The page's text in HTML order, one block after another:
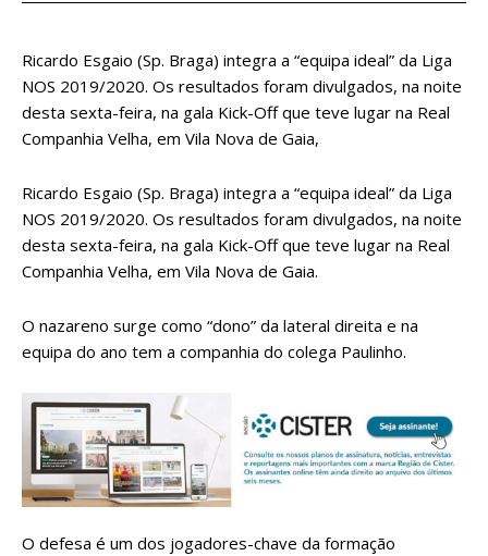
Ricardo Esgaio (Sp. Braga) integra a “equipa ideal” da Liga
NOS 2019/2020. Os resultados foram divulgados, na noite
desta sexta-feira, na gala Kick-Off que teve lugar na Real
Companhia Velha, em Vila Nova de Gaia,
Ricardo Esgaio (Sp. Braga) integra a “equipa ideal” da Liga
NOS 2019/2020. Os resultados foram divulgados, na noite
desta sexta-feira, na gala Kick-Off que teve lugar na Real
Companhia Velha, em Vila Nova de Gaia.
O nazareno surge como “dono” da lateral direita e na
equipa do ano tem a companhia do colega Paulinho.
O defesa é um dos jogadores-chave da formação